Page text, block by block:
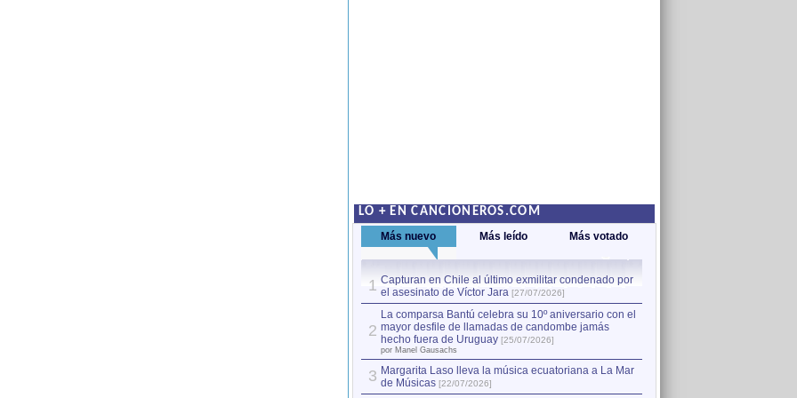
LO + EN CANCIONEROS.COM
Más nuevo Más leído Más votado
1 Capturan en Chile al último exmilitar condenado por
el asesinato de Víctor Jara [27/07/2026]
2
La comparsa Bantú celebra su 10º aniversario con el
mayor desfile de llamadas de candombe jamás
hecho fuera de Uruguay [25/07/2026]
por Manel Gausachs
3 Margarita Laso lleva la música ecuatoriana a La Mar
de Músicas [22/07/2026]